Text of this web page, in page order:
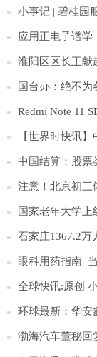
小事记 | 碧桂园
清算案通过
应用正电子谱学
淮阳区区长王献
会
国台办：绝不为
Redmi Note 11
观点
【世界时快讯
中国结算：股票
滚动
注意！北京初三
国家老年大学
息
石家庄1367.2万
环球精选
眼科用药指南_
全球快讯:原创
布
环球最新：华安
渤海汽车董秘回